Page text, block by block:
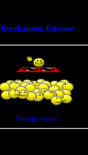
Herzhausen, Edersee
Triumph rulez !